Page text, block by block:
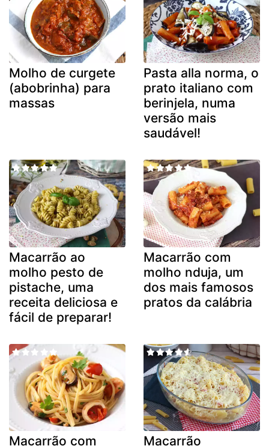
Molho de curgete
(abobrinha) para
massas
Pasta alla norma, o
prato italiano com
berinjela, numa
versão mais
saudável!
Macarrão ao
molho pesto de
pistache, uma
receita deliciosa e
fácil de preparar!
Macarrão com
molho nduja, um
dos mais famosos
pratos da calábria
Macarrão com Macarrão